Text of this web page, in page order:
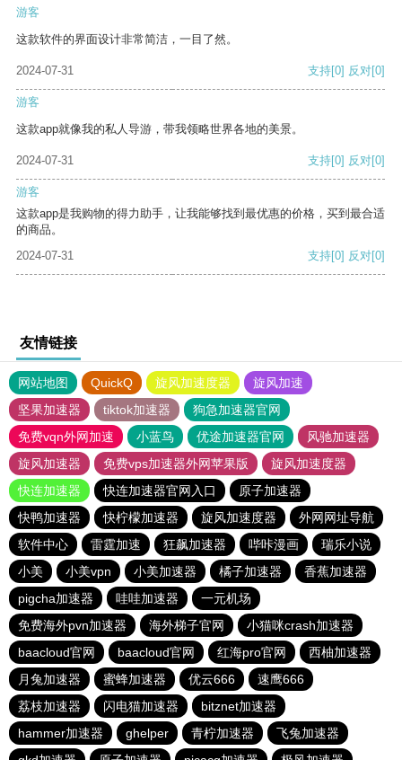
游客
这款软件的界面设计非常简洁，一目了然。
2024-07-31 支持[0] 反对[0]
游客
这款app就像我的私人导游，带我领略世界各地的美景。
2024-07-31 支持[0] 反对[0]
游客
这款app是我购物的得力助手，让我能够找到最优惠的价格，买到最合适
的商品。
2024-07-31
支持[0] 反对[0]
友情链接
网站地图 QuickQ 旋风加速度器
旋风加速
坚果加速器
tiktok加速器
狗急加速器官网
免费vqn外网加速
小蓝鸟 优途加速器官网
风驰加速器
旋风加速器
免费vps加速器外网苹果版
旋风加速度器
快连加速器
快连加速器官网入口
原子加速器
快鸭加速器
快柠檬加速器 旋风加速度器
外网网址导航
软件中心
雷霆加速 狂飙加速器 哔咔漫画
瑞乐小说
小美
小美vpn 小美加速器 橘子加速器
香蕉加速器
pigcha加速器
哇哇加速器
一元机场
免费海外pvn加速器
海外梯子官网
小猫咪crash加速器
baacloud官网
baacloud官网 红海pro官网
西柚加速器
月兔加速器
蜜蜂加速器 优云666
速鹰666
荔枝加速器
闪电猫加速器
bitznet加速器
hammer加速器
ghelper 青柠加速器
飞兔加速器